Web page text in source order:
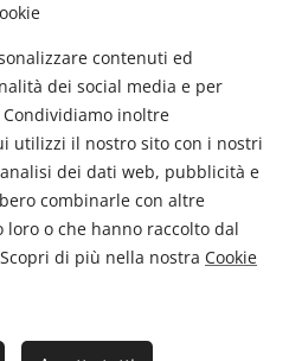
I
contenuti ed
dei social media e per
inoltre
utilizzi il nostro sito con i nostri
dei dati web, pubblicità e
combinarle con altre
o che hanno raccolto dal
di più nella nostra Cookie